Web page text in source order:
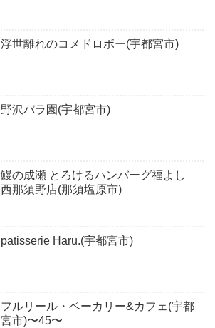
浮世離れのコメドロボー(宇都宮市)
野沢バラ園(宇都宮市)
鰻の成瀬 とろけるハンバーグ福よし
西那須野店(那須塩原市)
patisserie Haru.(宇都宮市)
フルリール・ベーカリー&カフェ(宇都
宮市)〜45〜